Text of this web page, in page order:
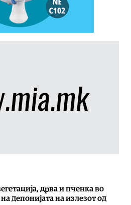
дрва и пченка во
депонијата на излезот од